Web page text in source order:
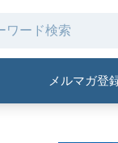
メルマガ登